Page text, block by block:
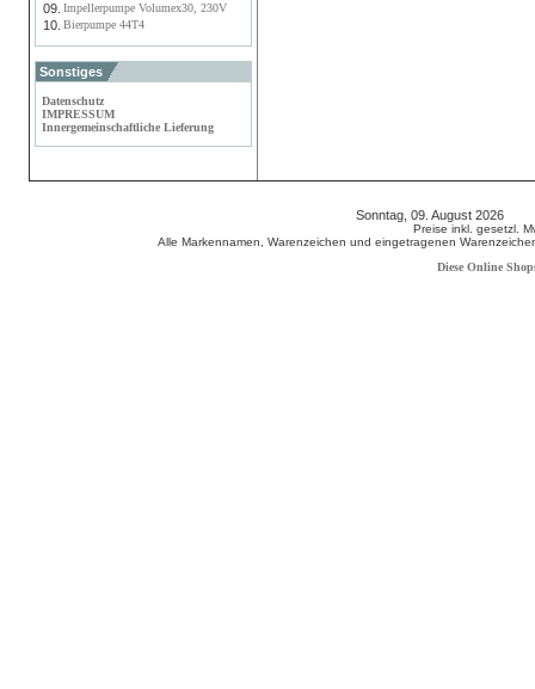
09. Impellerpumpe Volumex30, 230V
10. Bierpumpe 44T4
Sonstiges
Datenschutz
IMPRESSUM
Innergemeinschaftliche Lieferung
Sonntag, 09. August 2026
Preise inkl. gesetzl.
Alle Markennamen, Warenzeichen und eingetragenen
Diese Online